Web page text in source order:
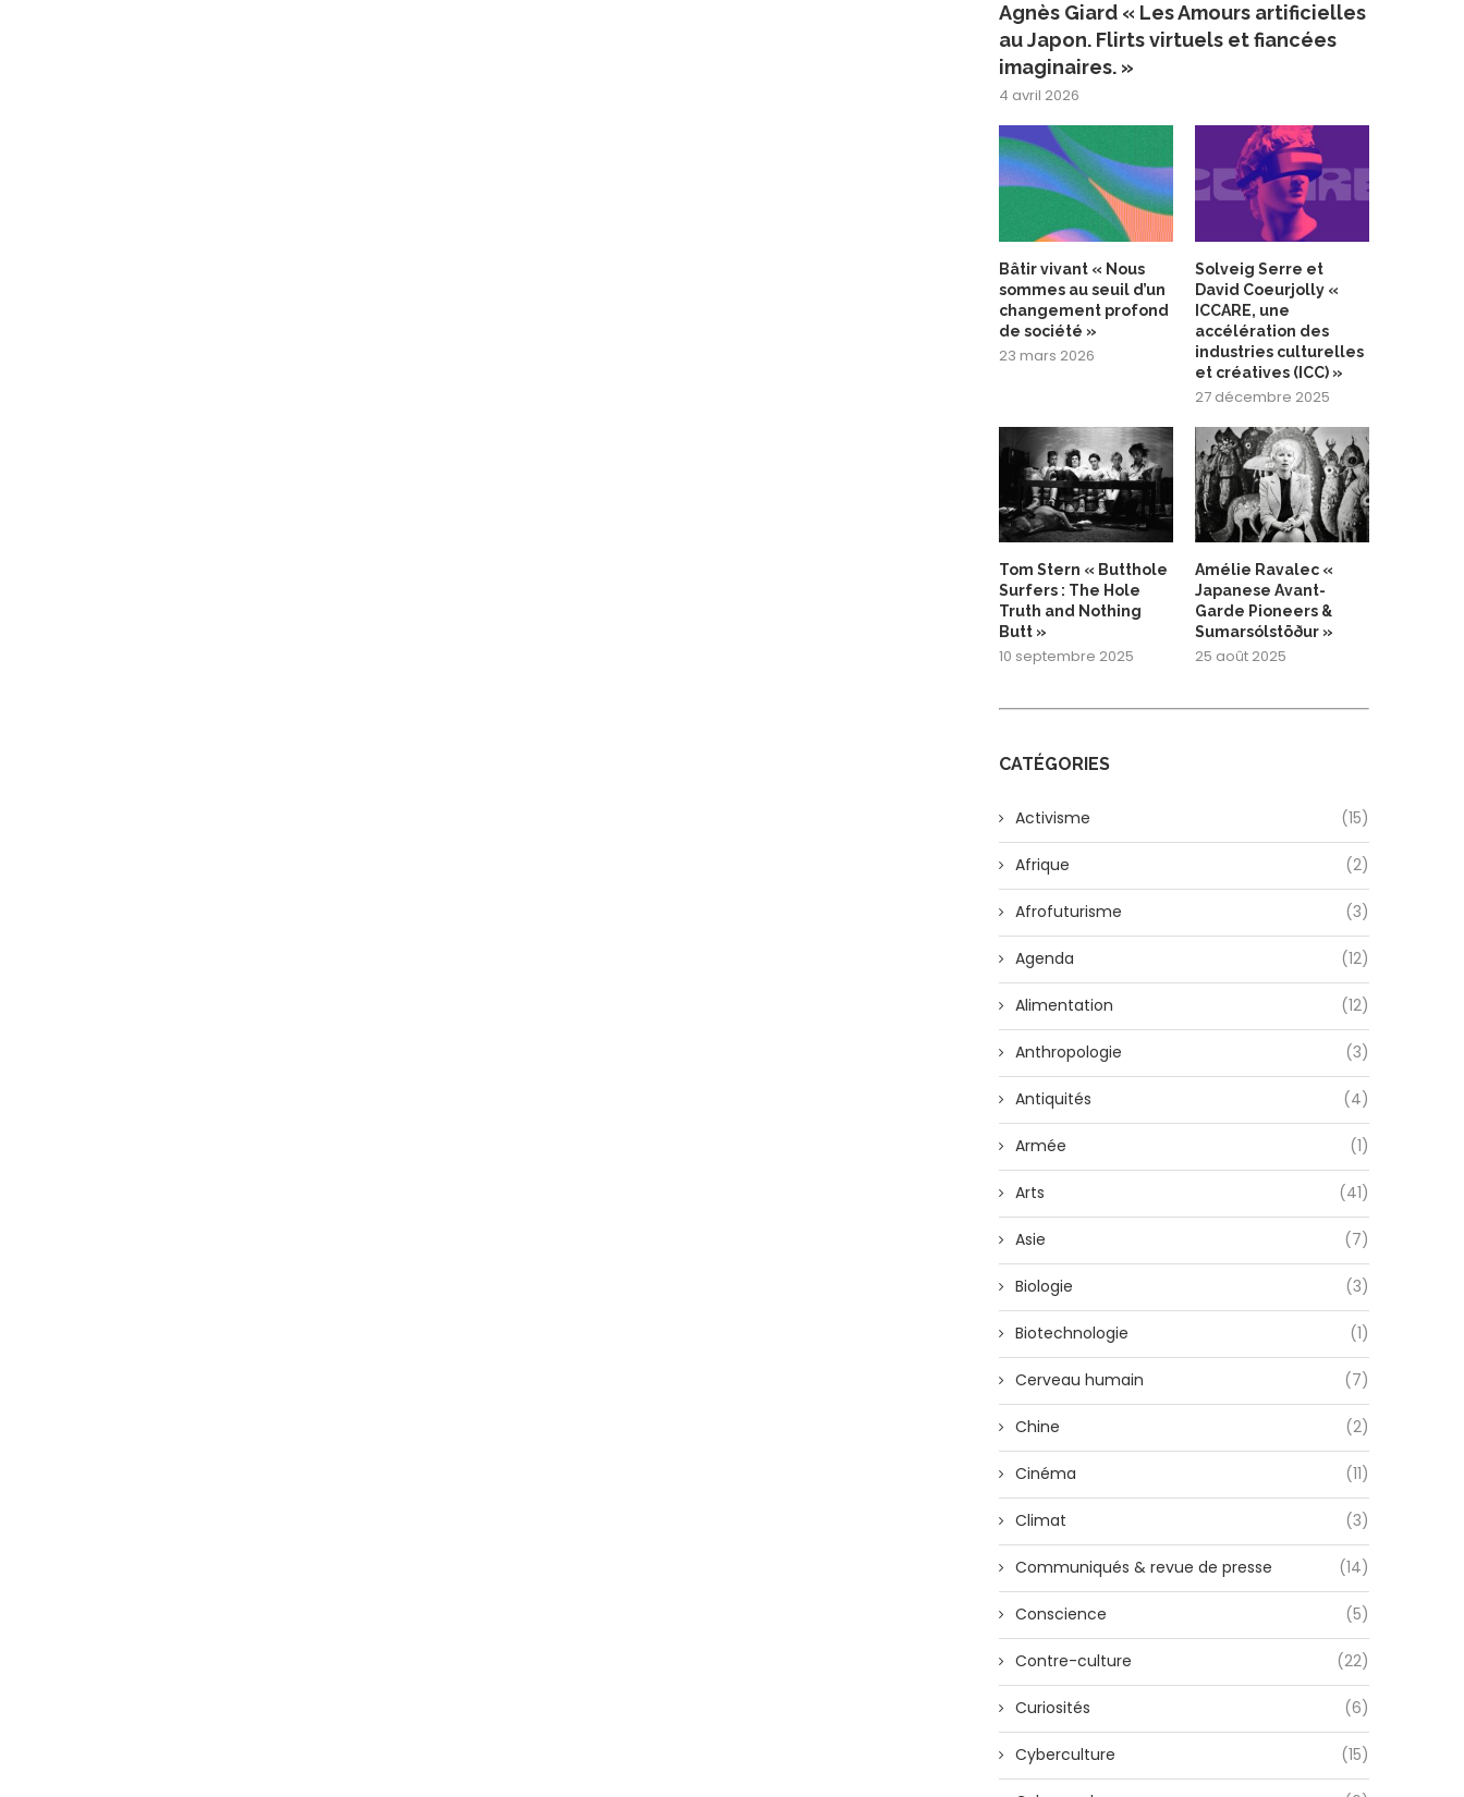
Agnès Giard « Les Amours artificielles
au Japon. Flirts virtuels et fiancées
imaginaires. »
4 avril 2026
Bâtir vivant « Nous
sommes au seuil d’un
changement profond
de société »
23 mars 2026
Solveig Serre et
David Coeurjolly «
ICCARE, une
accélération des
industries culturelles
et créatives (ICC) »
27 décembre 2025
Tom Stern « Butthole
Surfers : The Hole
Truth and Nothing
Butt »
10 septembre 2025
Amélie Ravalec «
Japanese Avant-
Garde Pioneers &
Sumarsólstöður »
25 août 2025
CATÉGORIES
Activisme (15)
Afrique (2)
Afrofuturisme (3)
Agenda (12)
Alimentation (12)
Anthropologie (3)
Antiquités (4)
Armée (1)
Arts (41)
Asie (7)
Biologie (3)
Biotechnologie (1)
Cerveau humain (7)
Chine (2)
Cinéma (11)
Climat (3)
Communiqués & revue de presse (14)
Conscience (5)
Contre-culture (22)
Curiosités (6)
Cyberculture (15)